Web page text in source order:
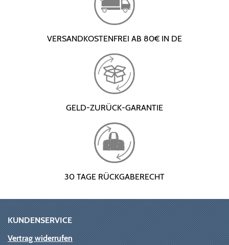
VERSANDKOSTENFREI AB 80€ IN DE
GELD-ZURÜCK-GARANTIE
30 TAGE RÜCKGABERECHT
KUNDENSERVICE
Vertrag widerrufen